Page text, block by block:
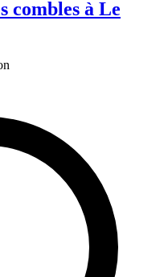
combles à Le